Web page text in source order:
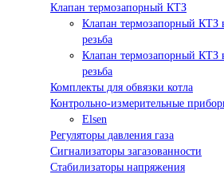
Клапан термозапорный КТЗ
Клапан термозапорный КТЗ
резьба
Клапан термозапорный КТЗ
резьба
Комплекты для обвязки котла
Контрольно-измерительные
Elsen
Регуляторы давления газа
Сигнализаторы загазованности
Стабилизаторы напряжения